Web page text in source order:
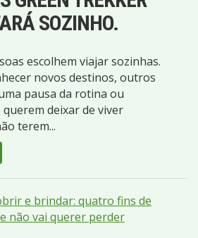
SOZINHO.
escolhem viajar sozinhas.
novos destinos, outros
pausa da rotina ou
deixar de viver
terem...